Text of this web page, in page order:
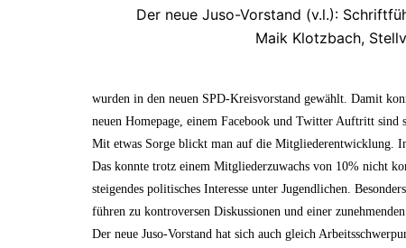
Der neue Juso-Vorstand (v.l.):
Maik Klotzbach,
wurden in den neuen SPD-Kreisvorstand gewählt. Damit
neuen Homepage, einem Facebook und Twitter Auftritt sind
Mit etwas Sorge blickt man auf die Mitgliederentwicklung.
Das konnte trotz einem Mitgliederzuwachs von 10% nicht
steigendes politisches Interesse unter Jugendlichen.
führen zu kontroversen Diskussionen und einer
Der neue Juso-Vorstand hat sich auch gleich